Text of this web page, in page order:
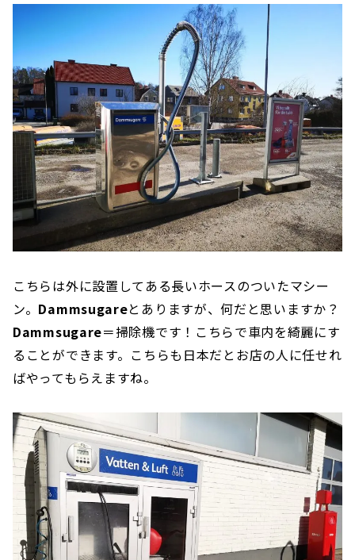
こちらは外に設置してある長いホースのついたマシー
ン。 Dammsugareとありますが、何だと思いますか？
Dammsugare＝掃除機です！こちらで車内を綺麗にす
ることができます。こちらも日本だとお店の人に任せれ
ばやってもらえますね。